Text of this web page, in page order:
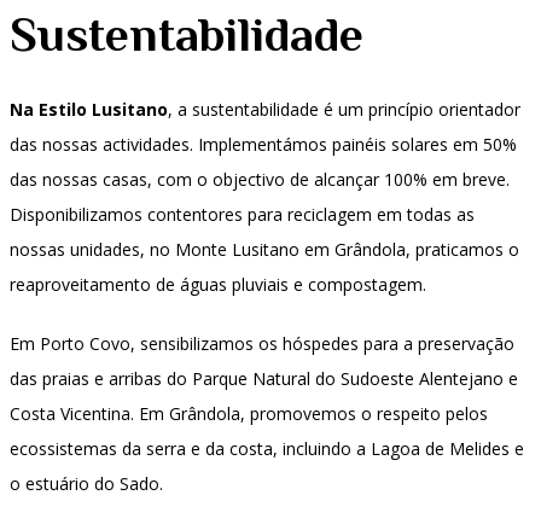
Sustentabilidade
Na Estilo Lusitano, a sustentabilidade é um princípio orientador
das nossas actividades. Implementámos painéis solares em 50%
das nossas casas, com o objectivo de alcançar 100% em breve.
Disponibilizamos contentores para reciclagem em todas as
nossas unidades, no Monte Lusitano em Grândola, praticamos o
reaproveitamento de águas pluviais e compostagem.
Em Porto Covo, sensibilizamos os hóspedes para a preservação
das praias e arribas do Parque Natural do Sudoeste Alentejano e
Costa Vicentina. Em Grândola, promovemos o respeito pelos
ecossistemas da serra e da costa, incluindo a Lagoa de Melides e
o estuário do Sado.